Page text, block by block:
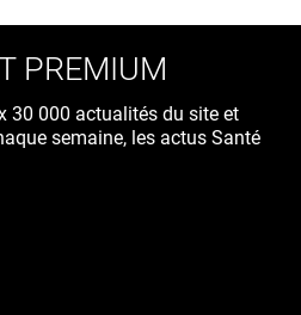
PREMIUM
30 000 actualités du site et
semaine, les actus Santé